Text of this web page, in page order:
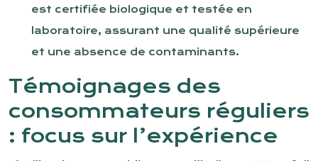
est certifiée biologique et testée en
laboratoire, assurant une qualité supérieure
et une absence de contaminants.
Témoignages des
consommateurs réguliers
: focus sur l’expérience